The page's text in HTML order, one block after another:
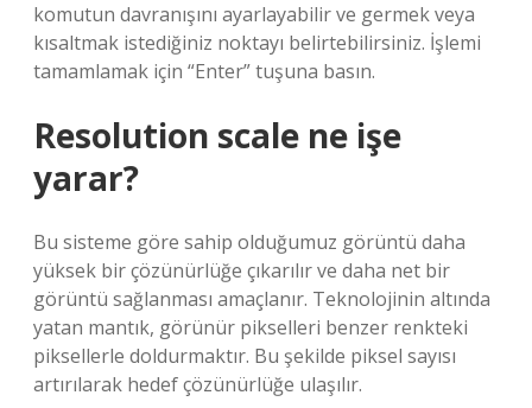
komutun davranışını ayarlayabilir ve germek veya
kısaltmak istediğiniz noktayı belirtebilirsiniz. İşlemi
tamamlamak için “Enter” tuşuna basın.
Resolution scale ne işe
yarar?
Bu sisteme göre sahip olduğumuz görüntü daha
yüksek bir çözünürlüğe çıkarılır ve daha net bir
görüntü sağlanması amaçlanır. Teknolojinin altında
yatan mantık, görünür pikselleri benzer renkteki
piksellerle doldurmaktır. Bu şekilde piksel sayısı
artırılarak hedef çözünürlüğe ulaşılır.